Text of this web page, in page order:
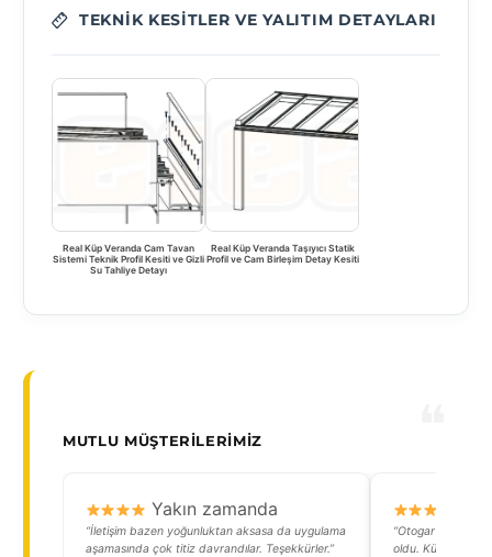
TEKNIK KESITLER VE YALITIM DETAYLARI
Real Küp Veranda Cam Tavan
Sistemi Teknik Profil Kesiti ve Gizli
Su Tahliye Detayı
Real Küp Veranda Taşıyıcı Statik
Profil ve Cam Birleşim Detay Kesiti
MUTLU MÜŞTERILERIMIZ
Yakın zamanda
“İletişim bazen yoğunluktan aksasa da uygulama
aşamasında çok titiz davrandılar. Teşekkürler.”
“Otogar
oldu. Küp